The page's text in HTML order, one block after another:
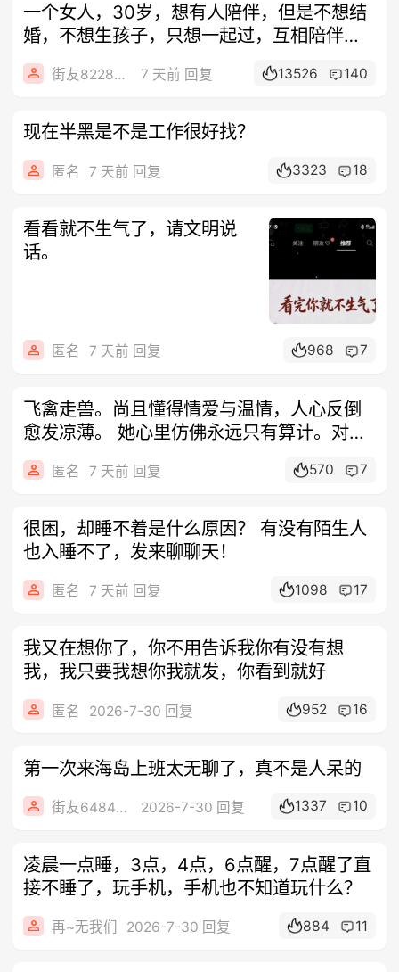
一个女人，30岁，想有人陪伴，但是不想结
婚，不想生孩子，只想一起过，互相陪伴。
有
街友82286091 7 天前 回复 13526 140
现在半黑是不是工作很好找？
匿名 7 天前 回复 3323 18
看看就不生气了，请文明说
话。
匿名 7 天前 回复 968 7
飞禽走兽。尚且懂得情爱与温情，人心反倒
愈发凉薄。 她心里仿佛永远只有算计。对待
我
匿名 7 天前 回复 570 7
很困，却睡不着是什么原因？ 有没有陌生人
也入睡不了，发来聊聊天！
匿名 7 天前 回复 1098 17
我又在想你了，你不用告诉我你有没有想
我，我只要我想你我就发，你看到就好
匿名 2026-7-30 回复 952 16
第一次来海岛上班太无聊了，真不是人呆的
街友64848645 2026-7-30 回复 1337 10
凌晨一点睡，3点，4点，6点醒，7点醒了直
接不睡了，玩手机，手机也不知道玩什么？
再~无我们 2026-7-30 回复 884 11